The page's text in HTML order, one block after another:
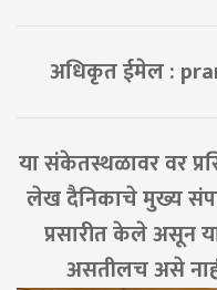
अधिकृत ईमेल :
या संकेतस्थळावर वर
लेख दैनिकाचे मुख्य
प्रसारीत केले असून
असतीलच असे